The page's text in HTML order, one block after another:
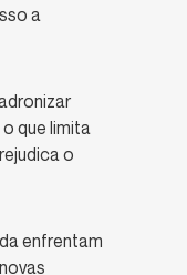
a
que limita
o
enfrentam